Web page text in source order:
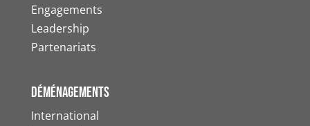
Engagements
Leadership
Partenariats
Déménagements
International